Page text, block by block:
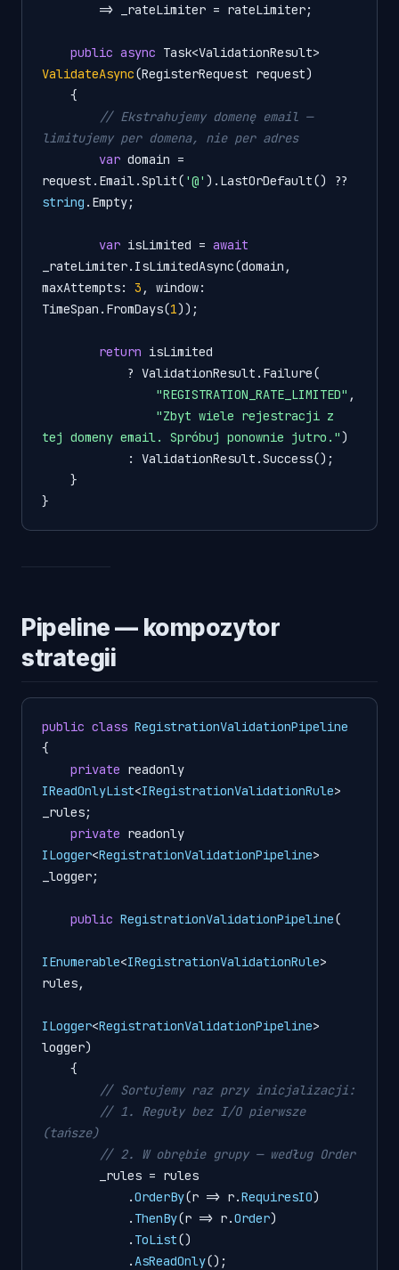
public async
ValidateAsync(RegisterRequest request)
// Ekstrahujemy domenę email —
limitujemy per domena, nie per adres
var domain =
request.Email.Split( '@'
string .Empty;
var isLimited = await
_rateLimiter.IsLimitedAsync(domain,
maxAttempts: 3 , window:
TimeSpan.FromDays(1));
return isLimited
"REGISTRATION_RATE_LIMITED" ,
"Zbyt wiele rejestracji z
tej domeny email. Spróbuj ponownie jutro.")
Pipeline — kompozytor
strategii
public class RegistrationValidationPipeline
{
private
IReadOnlyList<IRegistrationValidationRule>
_rules;
private
ILogger<RegistrationValidationPipeline>
_logger;
public RegistrationValidationPipeline(
IEnumerable<IRegistrationValidationRule>
rules,
ILogger<RegistrationValidationPipeline>
logger)
// Sortujemy raz przy inicjalizacji:
// 1. Reguły bez I/O pierwsze
(tańsze)
// 2. W obrębie grupy — według Order
        _rules
= rules
            .
OrderBy(r => r.RequiresIO)
            .
ThenBy(r => r.Order)
            .
ToList()
            .
AsReadOnly();